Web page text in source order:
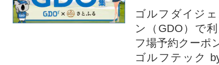
ゴルフダイジ
ン（GDO）で
フ場予約クーポ
ゴルフテック